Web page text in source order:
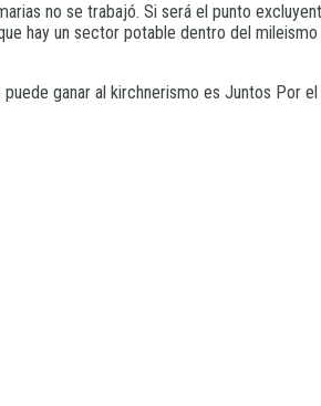
no se trabajó. Si será el punto
hay un sector potable dentro del
ganar al kirchnerismo es Juntos Por el